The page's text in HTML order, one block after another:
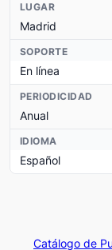
LUGAR
Madrid
SOPORTE
En línea
PERIODICIDAD
Anual
IDIOMA
Español
Catálogo de